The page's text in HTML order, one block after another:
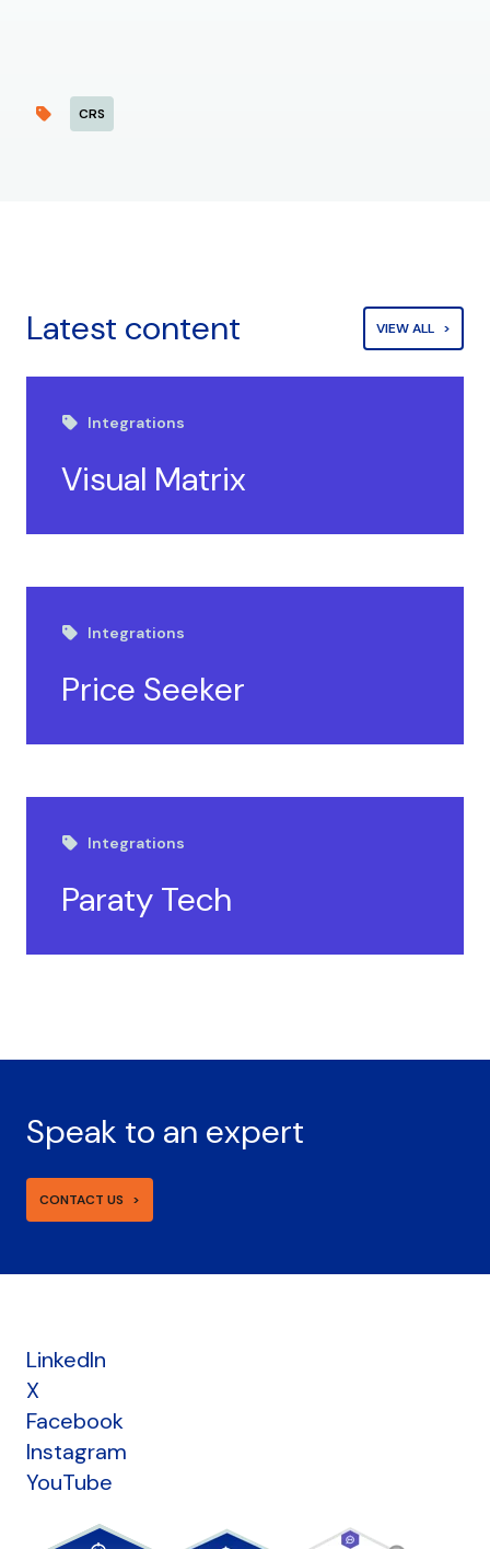
CRS
Latest content VIEW ALL
Integrations
Visual Matrix
Integrations
Price Seeker
Integrations
Paraty Tech
Speak to an expert
CONTACT US
LinkedIn
X
Facebook
Instagram
YouTube